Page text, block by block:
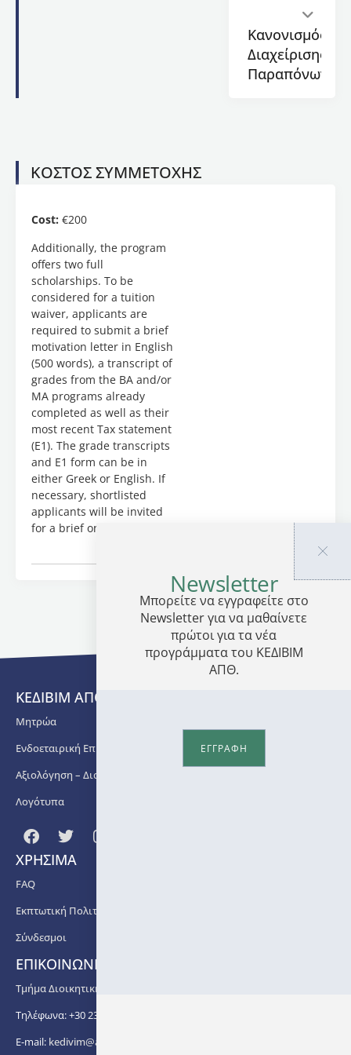
Department
of
American
Literature
Language:
ECTS:
3,5
Certificate:
Specialized
full
Κανονισμός
Διαχείρισης
Παραπόνων
ΚΟΣΤΟΣ ΣΥΜΜΕΤΟΧΗΣ
Cost: €200
Additionally, the program
offers two full
scholarships. To be
considered for a tuition
waiver, applicants are
required to submit a brief
motivation letter in English
(500 words), a transcript of
grades from the BA and/or
MA programs already
completed as well as their
most recent Tax statement
(E1). The grade transcripts
and E1 form can be in
either Greek or English. If
necessary, shortlisted
applicants will be invited
for a brief online interview.
ΚΕΔΙΒΙΜ ΑΠΘ
Μητρώα
Ενδοεταιρική Επιμόρφωση
Αξιολόγηση – Διασφάλιση Ποιότητας
Λογότυπα
ΧΡΗΣΙΜΑ
FAQ
Εκπτωτική Πολιτική
Σύνδεσμοι
ΕΠΙΚΟΙΝΩΝΙΑ
Τμήμα Διοικητικής Υποστήριξης ΚΕΔΙΒΙΜ ΑΠΘ
Τηλέφωνα: +30 2310 99 67 -76, -88, -82, -83, -81
E-mail: kedivim@auth.gr
Newsletter
Μπορείτε να εγγραφείτε στο
Newsletter για να μαθαίνετε
πρώτοι για τα νέα
προγράμματα του ΚΕΔΙΒΙΜ
ΑΠΘ.
ΕΓΓΡΑΦΗ